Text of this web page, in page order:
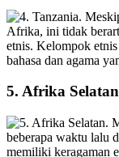
Afrika, ini tidak
etnis. Kelompok
bahasa dan agama
5. Afrika
beberapa waktu lalu
memiliki keragaman